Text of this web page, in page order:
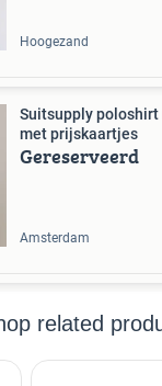
Hoogezand
Suitsupply
met prijskaartjes
Gereserveerd
Amsterdam